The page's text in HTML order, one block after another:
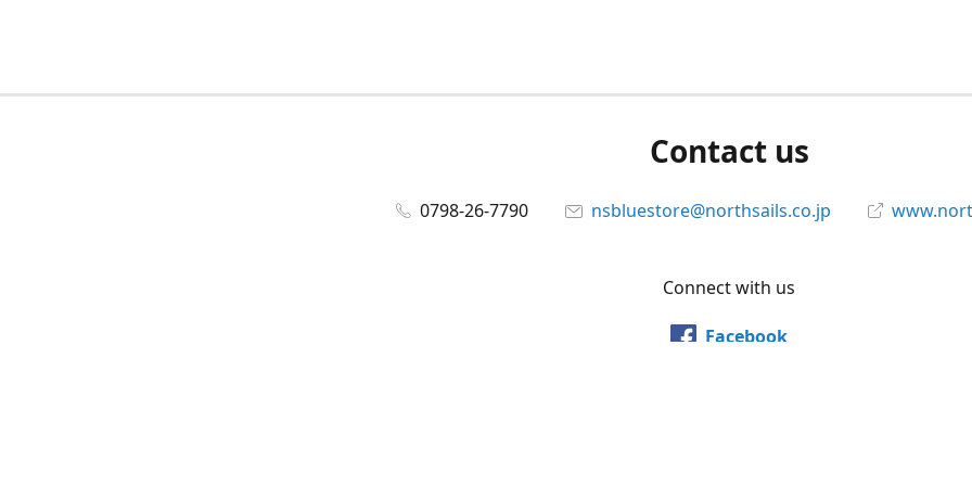
Contact us
0798-26-7790 nsbluestore@northsails.co.jp
Connect with us
Facebook